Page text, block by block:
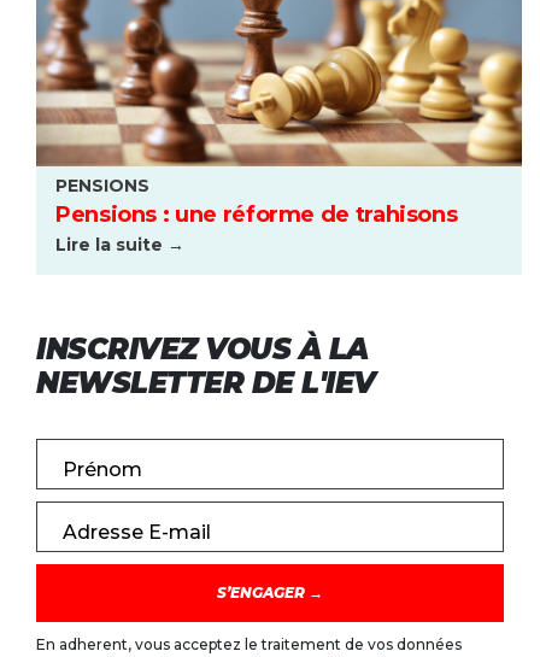
PENSIONS
Pensions : une réforme de trahisons
Lire la suite →
INSCRIVEZ VOUS À LA
NEWSLETTER DE L'IEV
Prénom
Adresse E-mail
En adherent, vous acceptez le traitement de vos données